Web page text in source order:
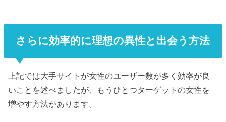
さらに効率的に理想の異性と出会う方法
上記では大手サイトが女性のユーザー数が多く効率が良
いことを述べましたが、もうひとつターゲットの女性を
増やす方法があります。